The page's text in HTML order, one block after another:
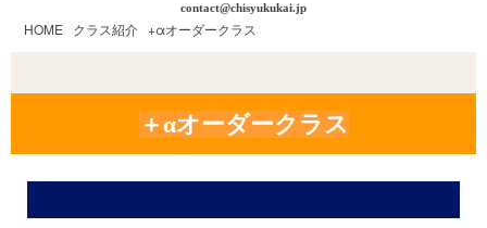
contact@chisyukukai.jp
HOME クラス紹介 |+αオーダークラス
＋αオーダークラス